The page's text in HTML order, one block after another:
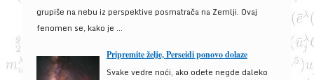
grupiše na nebu iz perspektive posmatrača na Zemlji. Ovaj
fenomen se, kako je ...
Pripremite želje, Perseidi ponovo dolaze
Svake vedre noći, ako odete negde daleko